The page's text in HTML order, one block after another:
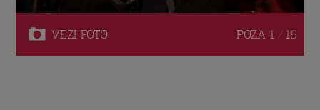
VEZI FOTO POZA 1 / 15